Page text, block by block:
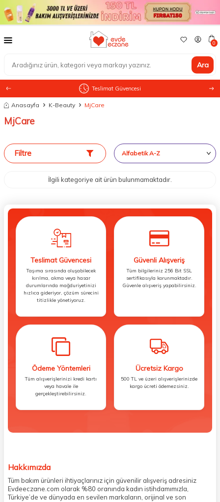
Ara
0
Teslimat Güvencesi
Anasayfa K-Beauty MjCare
MjCare
Filtre
İlgili kategoriye ait ürün bulunmamaktadır.
Teslimat Güvencesi
Taşıma sırasında oluşabilecek
kırılma, akma veya hasar
durumlarında mağduriyetinizi
hızlıca gideriyor, çözüm sürecini
titizlikle yönetiyoruz.
Güvenli Alışveriş
Tüm bilgileriniz 256 Bit SSL
sertifikasıyla korunmaktadır.
Güvenle alışveriş yapabilirsiniz.
Ödeme Yöntemleri
Tüm alışverişlerinizi kredi kartı
veya havale ile
gerçekleştirebilirsiniz.
Ücretsiz Kargo
500 TL ve üzeri alışverişlerinizde
kargo ücreti ödemezsiniz.
Hakkımızda
Tüm bakım ürünleri ihtiyaçlarınız için güvenilir alışveriş adresiniz
Evdeeczane.com olarak %80 oranında kadın istihdamımızla,
Türkiye’de ve dünyada en sevilen markaların, orijinal ve son